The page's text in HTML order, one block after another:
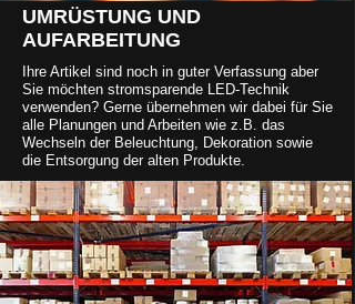
UMRÜSTUNG UND
AUFARBEITUNG
Ihre Artikel sind noch in guter Verfassung aber
Sie möchten stromsparende LED-Technik
verwenden? Gerne übernehmen wir dabei für Sie
alle Planungen und Arbeiten wie z.B. das
Wechseln der Beleuchtung, Dekoration sowie
die Entsorgung der alten Produkte.